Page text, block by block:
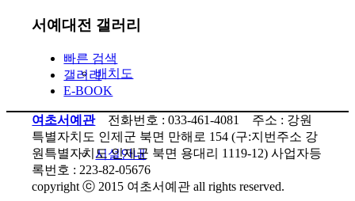
배치도
시설안내
서예대전 갤러리
빠른 검색
갤러리
E-BOOK
여초서예관전화번호 : 033-461-4081 주소 : 강원
특별자치도 인제군 북면 만해로 154 (구:지번주소 강
원특별자치도 인제군 북면 용대리 1119-12) 사업자등
록번호 : 223-82-05676
copyright ⓒ 2015 여초서예관 all rights reserved.